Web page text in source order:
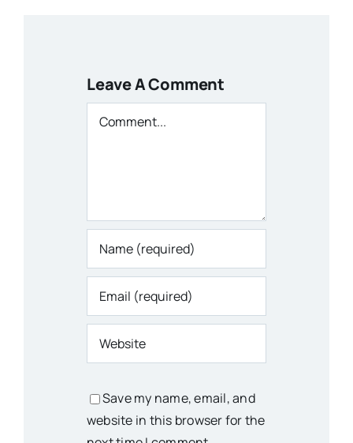
Leave A Comment
Comment
Save my name, email, and
website in this browser for the